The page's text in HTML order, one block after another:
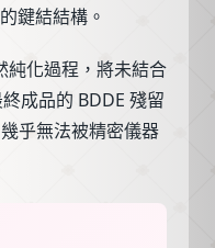
鍵結結構。
化過程，將未結合
成品的 BDDE 殘留
幾乎無法被精密儀器